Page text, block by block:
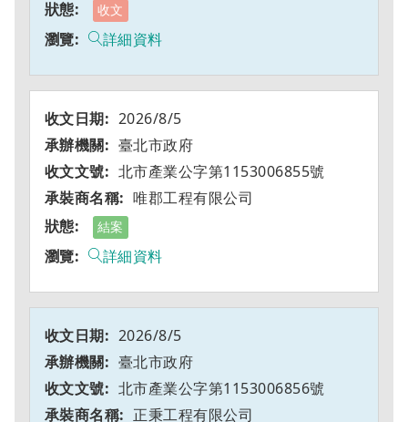
收文
詳細資料
2026/8/5
臺北市政府
北市產業公字第1153006855號
唯郡工程有限公司
結案
詳細資料
2026/8/5
臺北市政府
北市產業公字第1153006856號
正秉工程有限公司